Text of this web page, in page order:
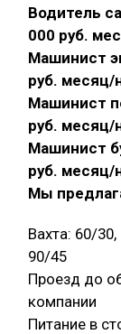
Водитель
000 руб.
Машинист
руб. месяц/
Машинист
руб. месяц/
Машинист
руб. месяц/
Мы
Вахта: 60/
90/45
Проезд до
компании
Питание в